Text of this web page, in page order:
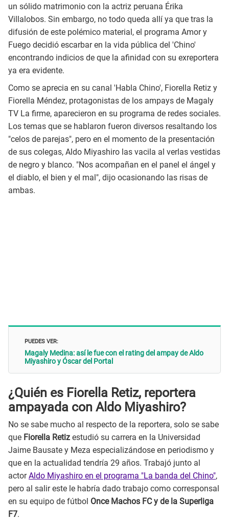
un sólido matrimonio con la actriz peruana Érika
Villalobos. Sin embargo, no todo queda allí ya que tras la
difusión de este polémico material, el programa Amor y
Fuego decidió escarbar en la vida pública del 'Chino'
encontrando indicios de que la afinidad con su exreportera
ya era evidente.
Como se aprecia en su canal 'Habla Chino', Fiorella Retiz y
Fiorella Méndez, protagonistas de los ampays de Magaly
TV La firme, aparecieron en su programa de redes sociales.
Los temas que se hablaron fueron diversos resaltando los
"celos de parejas", pero en el momento de la presentación
de sus colegas, Aldo Miyashiro las vacila al verlas vestidas
de negro y blanco. "Nos acompañan en el panel el ángel y
el diablo, el bien y el mal", dijo ocasionando las risas de
ambas.
PUEDES VER:
Magaly Medina: así le fue con el rating del ampay de Aldo
Miyashiro y Óscar del Portal
¿Quién es Fiorella Retiz, reportera
ampayada con Aldo Miyashiro?
No se sabe mucho al respecto de la reportera, solo se sabe
que Fiorella Retiz estudió su carrera en la Universidad
Jaime Bausate y Meza especializándose en periodismo y
que en la actualidad tendría 29 años. Trabajó junto al
actorAldo Miyashiro en el programa "La banda del Chino",
pero al salir este le habría dado trabajo como corresponsal
en su equipo de fútbol Once Machos FC y de la Superliga
F7.